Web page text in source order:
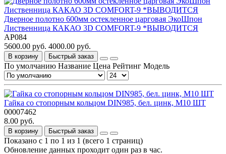
Дверное полотно 600мм остекленное царговая ЭкоШпон
Лиственница КАКАО 3D COMFORT-9 *ВЫВОДИТСЯ
АР084
5600.00 руб. 4000.00 руб.
В корзину Быстрый заказ
По умолчанию Название Цена Рейтинг Модель
Гайка со стопорным кольцом DIN985, бел. цинк, М10 ШТ
00007462
8.00 руб.
В корзину Быстрый заказ
Показано с 1 по 1 из 1 (всего 1 страниц)
Обновление данных проходит один раз в час.